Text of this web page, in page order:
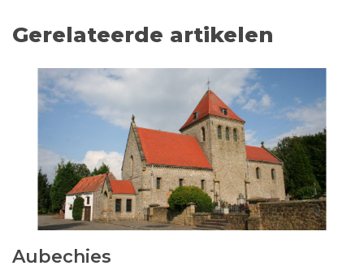
Gerelateerde artikelen
Aubechies